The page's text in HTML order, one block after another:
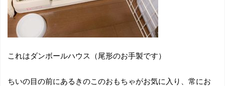
これはダンボールハウス（尾形のお手製です）
ちいの目の前にあるきのこのおもちゃがお気に入り、常にお